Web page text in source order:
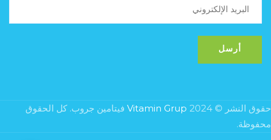
حقوق النشر © 2024 Vitamin Grup فيتامين جروب. كل الحقوق
محفوظة.